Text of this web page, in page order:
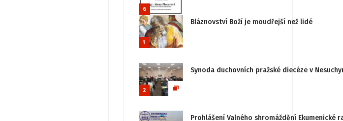
6
1
Bláznovství Boží je moudřejší než lidé
2
Synoda duchovních pražské diecéze v
Prohlášení Valného shromáždění